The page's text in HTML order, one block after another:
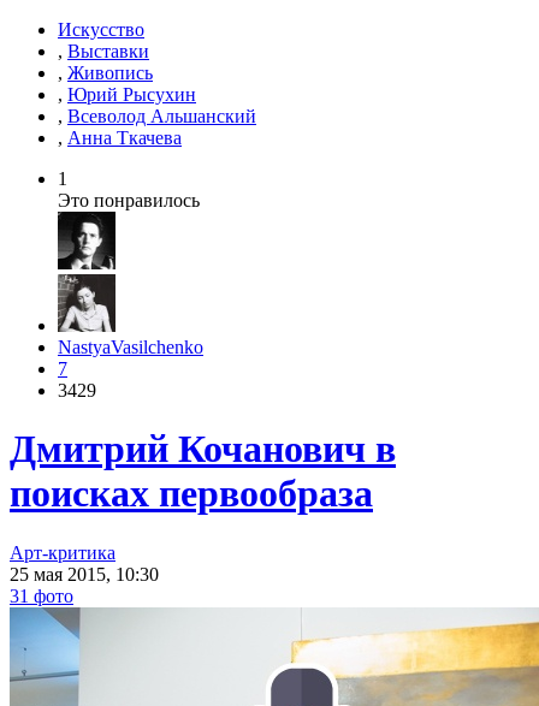
Искусство
, Выставки
, Живопись
, Юрий Рысухин
, Всеволод Альшанский
, Анна Ткачева
1
Это понравилось
NastyaVasilchenko
7
3429
Дмитрий Кочанович в
поисках первообраза
Арт-критика
25 мая 2015, 10:30
31 фото